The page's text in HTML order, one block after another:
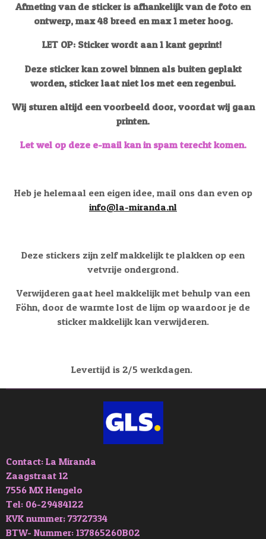
Afmeting van de sticker is afhankelijk van de foto en
ontwerp, max 48 breed en max 1 meter hoog.
LET OP: Sticker wordt aan 1 kant geprint!
Deze sticker kan zowel binnen als buiten geplakt
worden, sticker laat niet los met een regenbui.
Wij sturen altijd een voorbeeld door, voordat wij gaan
printen.
Let wel op deze e-mail kan in spam terecht komen.
Heb je helemaal een eigen idee, mail ons dan even op
info@la-miranda.nl
Deze stickers zijn zelf makkelijk te plakken op een
vetvrije ondergrond.
Verwijderen gaat heel makkelijk met behulp van een
Föhn, door de warmte lost de lijm op waardoor je de
sticker makkelijk kan verwijderen.
Levertijd is 2/5 werkdagen.
Contact: La Miranda
Zaagstraat 12
7556 MX Hengelo
Tel: 06-29484122
KVK nummer; 73727334
BTW- Nummer: 137865260B02